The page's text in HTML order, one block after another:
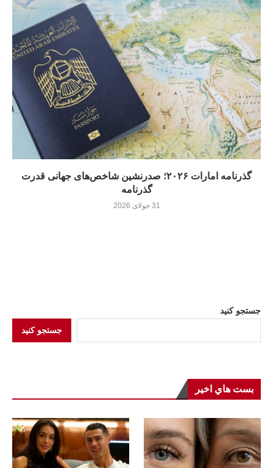
گذرنامه امارات ۲۰۲۶؛ صدرنشین شاخص‌های جهانی قدرت
گذرنامه
31 جولای 2026
جستجو کنید
جستجو کنید
بست هاي اخير